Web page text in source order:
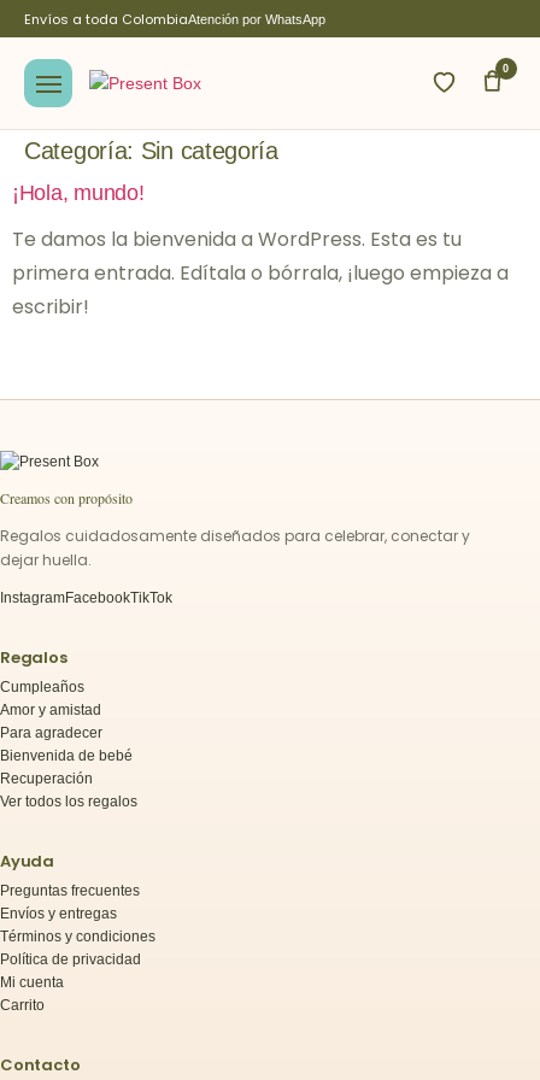
Envíos a toda ColombiaAtención por WhatsApp
0
Categoría: Sin categoría
¡Hola, mundo!
Te damos la bienvenida a WordPress. Esta es tu
primera entrada. Edítala o bórrala, ¡luego empieza a
escribir!
Creamos con propósito
Regalos cuidadosamente diseñados para celebrar, conectar y
dejar huella.
InstagramFacebookTikTok
Regalos
Cumpleaños
Amor y amistad
Para agradecer
Bienvenida de bebé
Recuperación
Ver todos los regalos
Ayuda
Preguntas frecuentes
Envíos y entregas
Términos y condiciones
Política de privacidad
Mi cuenta
Carrito
Contacto